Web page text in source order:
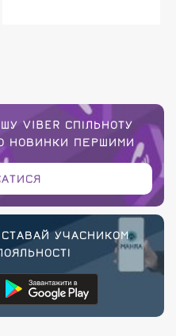
VIBER СПІЛЬНОТУ
НОВИНКИ ПЕРШИМИ
УЧАСНИКОМ